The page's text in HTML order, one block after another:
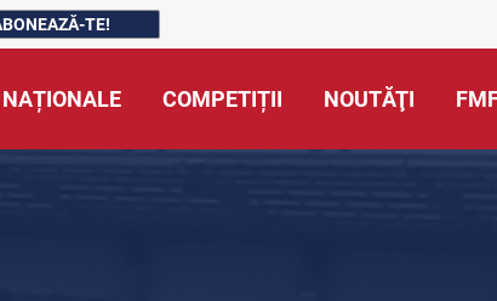
TE!
NAȚIONALE COMPETIȚII NOUTĂŢI